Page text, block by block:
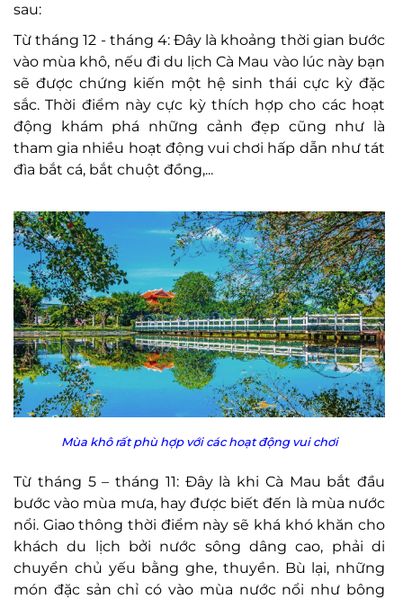
sau:
Từ tháng 12 - tháng 4: Đây là khoảng thời gian bước
vào mùa khô, nếu đi du lịch Cà Mau vào lúc này bạn
sẽ được chứng kiến một hệ sinh thái cực kỳ đặc
sắc. Thời điểm này cực kỳ thích hợp cho các hoạt
động khám phá những cảnh đẹp cũng như là
tham gia nhiều hoạt động vui chơi hấp dẫn như tát
đìa bắt cá, bắt chuột đồng,...
Mùa khô rất phù hợp với các hoạt động vui chơi
Từ tháng 5 – tháng 11: Đây là khi Cà Mau bắt đầu
bước vào mùa mưa, hay được biết đến là mùa nước
nổi. Giao thông thời điểm này sẽ khá khó khăn cho
khách du lịch bởi nước sông dâng cao, phải di
chuyển chủ yếu bằng ghe, thuyền. Bù lại, những
món đặc sản chỉ có vào mùa nước nổi như bông